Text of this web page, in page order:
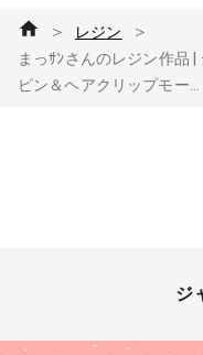
＞ レジン ＞
まっｻﾝさんのレジン作品
ピン＆ヘアクリップモー...
ジ